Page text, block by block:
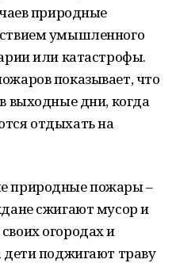
природные
умышленного
или катастрофы.
показывает, что
выходные дни, когда
отдыхать на
природные пожары –
сжигают мусор и
огородах и
дети поджигают траву